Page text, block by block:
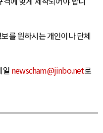
를 원하시는 개인이나 단체
일 newscham@jinbo.net로